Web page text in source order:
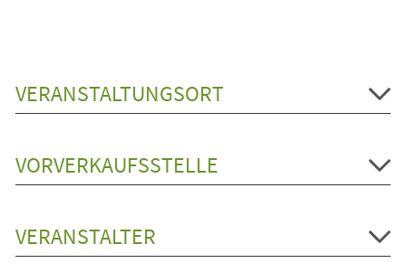
VERANSTALTUNGSORT
VORVERKAUFSSTELLE
VERANSTALTER